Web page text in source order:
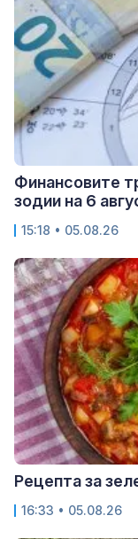
Финансовите
зодии на 6
15:18 • 05.08.26
Рецепта за
16:33 • 05.08.26